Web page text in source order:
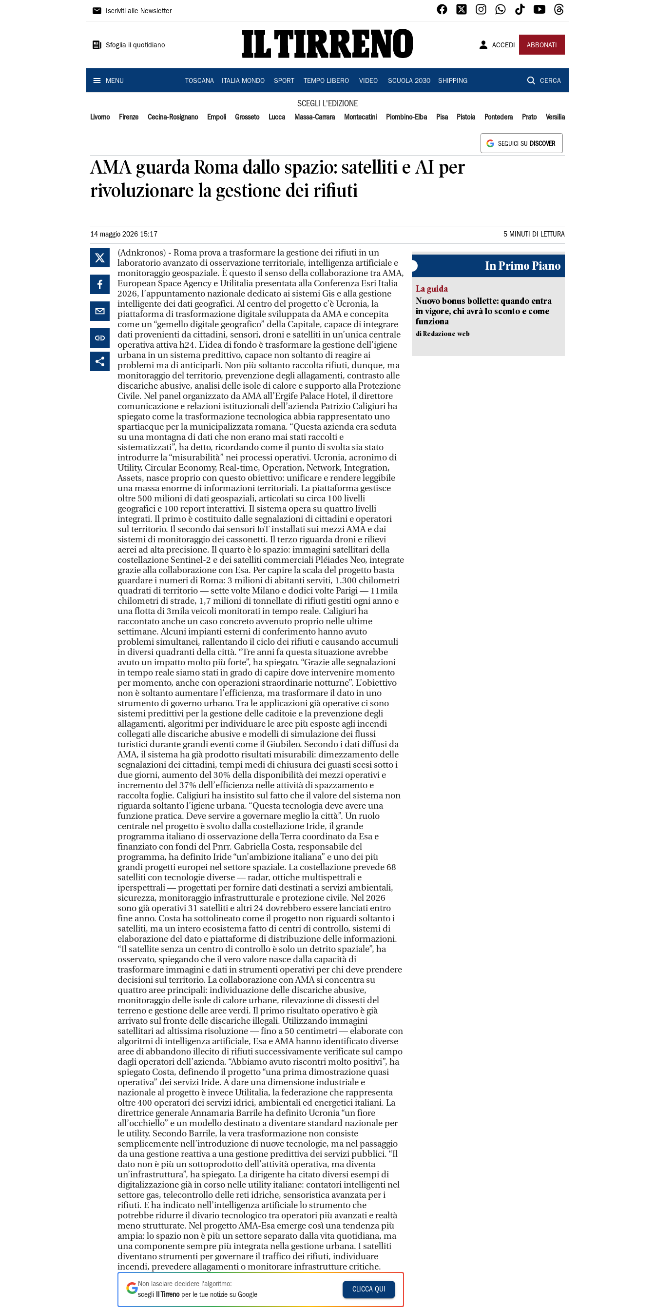
Il
Iscriviti alle Newsletter
Sfoglia il quotidiano ACCEDI ABBONATI
MENU TOSCANA ITALIA MONDO SPORT TEMPO LIBERO VIDEO SCUOLA 2030 SHIPPING CERCA
SCEGLI L'EDIZIONE
Livorno Firenze Cecina-Rosignano Empoli Grosseto Lucca Massa-Carrara Montecatini Piombino-Elba Pisa Pistoia Pontedera Prato Versilia
SEGUICI SU DISCOVER
AMA guarda Roma dallo spazio: satelliti e AI per
rivoluzionare la gestione dei rifiuti
14 maggio 2026 15:17 5 MINUTI DI LETTURA
(Adnkronos) - Roma prova a trasformare la gestione dei rifiuti in un
laboratorio avanzato di osservazione territoriale, intelligenza artificiale e
monitoraggio geospaziale. È questo il senso della collaborazione tra AMA,
European Space Agency e Utilitalia presentata alla Conferenza Esri Italia
2026, l’appuntamento nazionale dedicato ai sistemi Gis e alla gestione
intelligente dei dati geografici. Al centro del progetto c’è Ucronia, la
piattaforma di trasformazione digitale sviluppata da AMA e concepita
come un “gemello digitale geografico” della Capitale, capace di integrare
dati provenienti da cittadini, sensori, droni e satelliti in un’unica centrale
operativa attiva h24. L’idea di fondo è trasformare la gestione dell’igiene
urbana in un sistema predittivo, capace non soltanto di reagire ai
problemi ma di anticiparli. Non più soltanto raccolta rifiuti, dunque, ma
monitoraggio del territorio, prevenzione degli allagamenti, contrasto alle
discariche abusive, analisi delle isole di calore e supporto alla Protezione
Civile. Nel panel organizzato da AMA all’Ergife Palace Hotel, il direttore
comunicazione e relazioni istituzionali dell’azienda Patrizio Caligiuri ha
spiegato come la trasformazione tecnologica abbia rappresentato uno
spartiacque per la municipalizzata romana. “Questa azienda era seduta
su una montagna di dati che non erano mai stati raccolti e
sistematizzati”, ha detto, ricordando come il punto di svolta sia stato
introdurre la “misurabilità” nei processi operativi. Ucronia, acronimo di
Utility, Circular Economy, Real-time, Operation, Network, Integration,
Assets, nasce proprio con questo obiettivo: unificare e rendere leggibile
una massa enorme di informazioni territoriali. La piattaforma gestisce
oltre 500 milioni di dati geospaziali, articolati su circa 100 livelli
geografici e 100 report interattivi. Il sistema opera su quattro livelli
integrati. Il primo è costituito dalle segnalazioni di cittadini e operatori
sul territorio. Il secondo dai sensori IoT installati sui mezzi AMA e dai
sistemi di monitoraggio dei cassonetti. Il terzo riguarda droni e rilievi
aerei ad alta precisione. Il quarto è lo spazio: immagini satellitari della
costellazione Sentinel-2 e dei satelliti commerciali Pléiades Neo, integrate
grazie alla collaborazione con Esa. Per capire la scala del progetto basta
guardare i numeri di Roma: 3 milioni di abitanti serviti, 1.300 chilometri
quadrati di territorio — sette volte Milano e dodici volte Parigi — 11mila
chilometri di strade, 1,7 milioni di tonnellate di rifiuti gestiti ogni anno e
una flotta di 3mila veicoli monitorati in tempo reale. Caligiuri ha
raccontato anche un caso concreto avvenuto proprio nelle ultime
settimane. Alcuni impianti esterni di conferimento hanno avuto
problemi simultanei, rallentando il ciclo dei rifiuti e causando accumuli
in diversi quadranti della città. “Tre anni fa questa situazione avrebbe
avuto un impatto molto più forte”, ha spiegato. “Grazie alle segnalazioni
in tempo reale siamo stati in grado di capire dove intervenire momento
per momento, anche con operazioni straordinarie notturne”. L’obiettivo
non è soltanto aumentare l’efficienza, ma trasformare il dato in uno
strumento di governo urbano. Tra le applicazioni già operative ci sono
sistemi predittivi per la gestione delle caditoie e la prevenzione degli
allagamenti, algoritmi per individuare le aree più esposte agli incendi
collegati alle discariche abusive e modelli di simulazione dei flussi
turistici durante grandi eventi come il Giubileo. Secondo i dati diffusi da
AMA, il sistema ha già prodotto risultati misurabili: dimezzamento delle
segnalazioni dei cittadini, tempi medi di chiusura dei guasti scesi sotto i
due giorni, aumento del 30% della disponibilità dei mezzi operativi e
incremento del 37% dell’efficienza nelle attività di spazzamento e
raccolta foglie. Caligiuri ha insistito sul fatto che il valore del sistema non
riguarda soltanto l’igiene urbana. “Questa tecnologia deve avere una
funzione pratica. Deve servire a governare meglio la città”. Un ruolo
centrale nel progetto è svolto dalla costellazione Iride, il grande
programma italiano di osservazione della Terra coordinato da Esa e
finanziato con fondi del Pnrr. Gabriella Costa, responsabile del
programma, ha definito Iride “un’ambizione italiana” e uno dei più
grandi progetti europei nel settore spaziale. La costellazione prevede 68
satelliti con tecnologie diverse — radar, ottiche multispettrali e
iperspettrali — progettati per fornire dati destinati a servizi ambientali,
sicurezza, monitoraggio infrastrutturale e protezione civile. Nel 2026
sono già operativi 31 satelliti e altri 24 dovrebbero essere lanciati entro
fine anno. Costa ha sottolineato come il progetto non riguardi soltanto i
satelliti, ma un intero ecosistema fatto di centri di controllo, sistemi di
elaborazione del dato e piattaforme di distribuzione delle informazioni.
“Il satellite senza un centro di controllo è solo un detrito spaziale”, ha
osservato, spiegando che il vero valore nasce dalla capacità di
trasformare immagini e dati in strumenti operativi per chi deve prendere
decisioni sul territorio. La collaborazione con AMA si concentra su
quattro aree principali: individuazione delle discariche abusive,
monitoraggio delle isole di calore urbane, rilevazione di dissesti del
terreno e gestione delle aree verdi. Il primo risultato operativo è già
arrivato sul fronte delle discariche illegali. Utilizzando immagini
satellitari ad altissima risoluzione — fino a 50 centimetri — elaborate con
algoritmi di intelligenza artificiale, Esa e AMA hanno identificato diverse
aree di abbandono illecito di rifiuti successivamente verificate sul campo
dagli operatori dell’azienda. “Abbiamo avuto riscontri molto positivi”, ha
spiegato Costa, definendo il progetto “una prima dimostrazione quasi
operativa” dei servizi Iride. A dare una dimensione industriale e
nazionale al progetto è invece Utilitalia, la federazione che rappresenta
oltre 400 operatori dei servizi idrici, ambientali ed energetici italiani. La
direttrice generale Annamaria Barrile ha definito Ucronia “un fiore
all’occhiello” e un modello destinato a diventare standard nazionale per
le utility. Secondo Barrile, la vera trasformazione non consiste
semplicemente nell’introduzione di nuove tecnologie, ma nel passaggio
da una gestione reattiva a una gestione predittiva dei servizi pubblici. “Il
dato non è più un sottoprodotto dell’attività operativa, ma diventa
un’infrastruttura”, ha spiegato. La dirigente ha citato diversi esempi di
digitalizzazione già in corso nelle utility italiane: contatori intelligenti nel
settore gas, telecontrollo delle reti idriche, sensoristica avanzata per i
rifiuti. E ha indicato nell’intelligenza artificiale lo strumento che
potrebbe ridurre il divario tecnologico tra operatori più avanzati e realtà
meno strutturate. Nel progetto AMA-Esa emerge così una tendenza più
ampia: lo spazio non è più un settore separato dalla vita quotidiana, ma
una componente sempre più integrata nella gestione urbana. I satelliti
diventano strumenti per governare il traffico dei rifiuti, individuare
incendi, prevedere allagamenti o monitorare infrastrutture critiche.
Non lasciare decidere l'algoritmo:
scegli
Il Tirrenoper le tue notizie su Google
CLICCA QUI
In Primo Piano
La guida
Nuovo bonus bollette: quando entra
in vigore, chi avrà lo sconto e come
funziona
di Redazione web